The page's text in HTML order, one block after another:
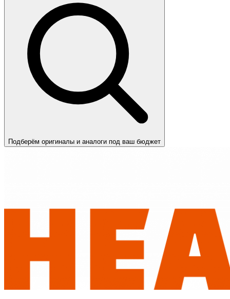
Подберём оригиналы и аналоги под ваш бюджет